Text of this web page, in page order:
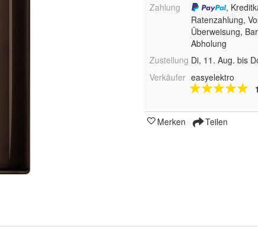
Zahlung
,
Ratenzahlung,
Überweisung,
Abholung
Zustellung Di, 11. Aug. bis
Verkäufer easyelektro
Merken Teilen